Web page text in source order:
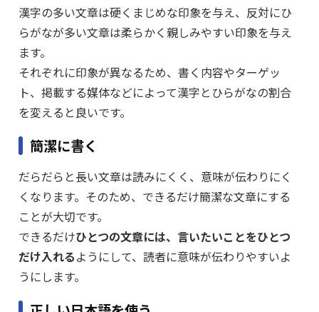
漢字の多い文章は硬くまじめな印象を与え、反対にひ
らがなが多い文章は柔らかく親しみやすい印象を与え
ます。
それぞれに印象が異なるため、書く内容やターゲッ
ト、掲載する媒体などによって漢字とひらがなの割合
を変えると良いです。
簡潔に書く
だらだらと長い文章は読みにくく、意味が伝わりにく
くなります。そのため、できるだけ簡潔な文章にする
ことが大切です。
できるだけひとつの文章には、言いたいことをひとつ
だけ入れるようにして、読者に意味が伝わりやすいよ
うにします。